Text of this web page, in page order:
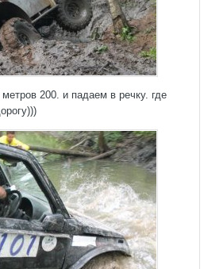
200. и падаем в речку. где